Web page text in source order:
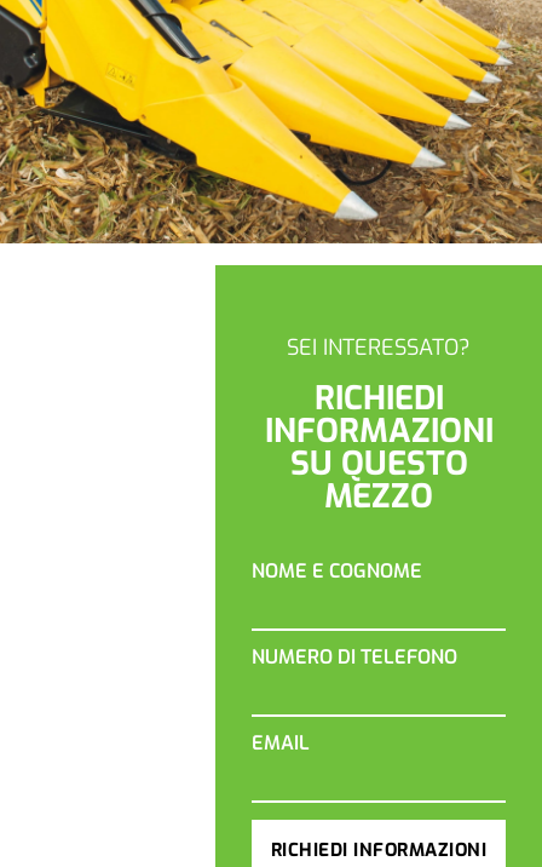
SEI INTERESSATO?
RICHIEDI
INFORMAZIONI
SU QUESTO
MEZZO
NOME E COGNOME
NUMERO DI TELEFONO
EMAIL
RICHIEDI INFORMAZIONI